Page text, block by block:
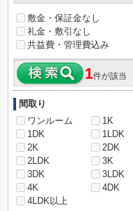
敷金・保証金なし
礼金・敷引なし
共益費・管理費込み
1件が該当
間取り
ワンルーム
1K
1DK
1LDK
2K
2DK
2LDK
3K
3DK
3LDK
4K
4DK
4LDK以上